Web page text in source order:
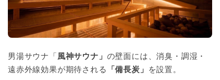
男湯サウナ「 風神サウナ」 の壁面には、消臭・調湿・
遠赤外線効果が期待される
「備長炭」 を設置。